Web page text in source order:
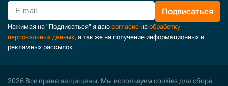
Подписаться
Нажимая на "Подписаться" я даю согласие на обработку
персональных данных, а так же на получение информационных и
рекламных рассылок
2026 Все права защищены. Мы используем cookies для сбора